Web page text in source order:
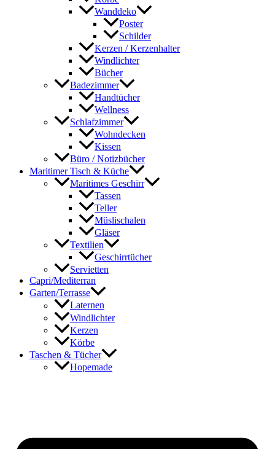
Wanddeko
Poster
Schilder
Kerzen / Kerzenhalter
Windlichter
Bücher
Badezimmer
Handtücher
Wellness
Schlafzimmer
Wohndecken
Kissen
Büro / Notizbücher
Maritimer Tisch & Küche
Maritimes Geschirr
Tassen
Teller
Müslischalen
Gläser
Textilien
Geschirrtücher
Servietten
Capri/Mediterran
Garten/Terrasse
Laternen
Windlichter
Kerzen
Körbe
Taschen & Tücher
Hopemade